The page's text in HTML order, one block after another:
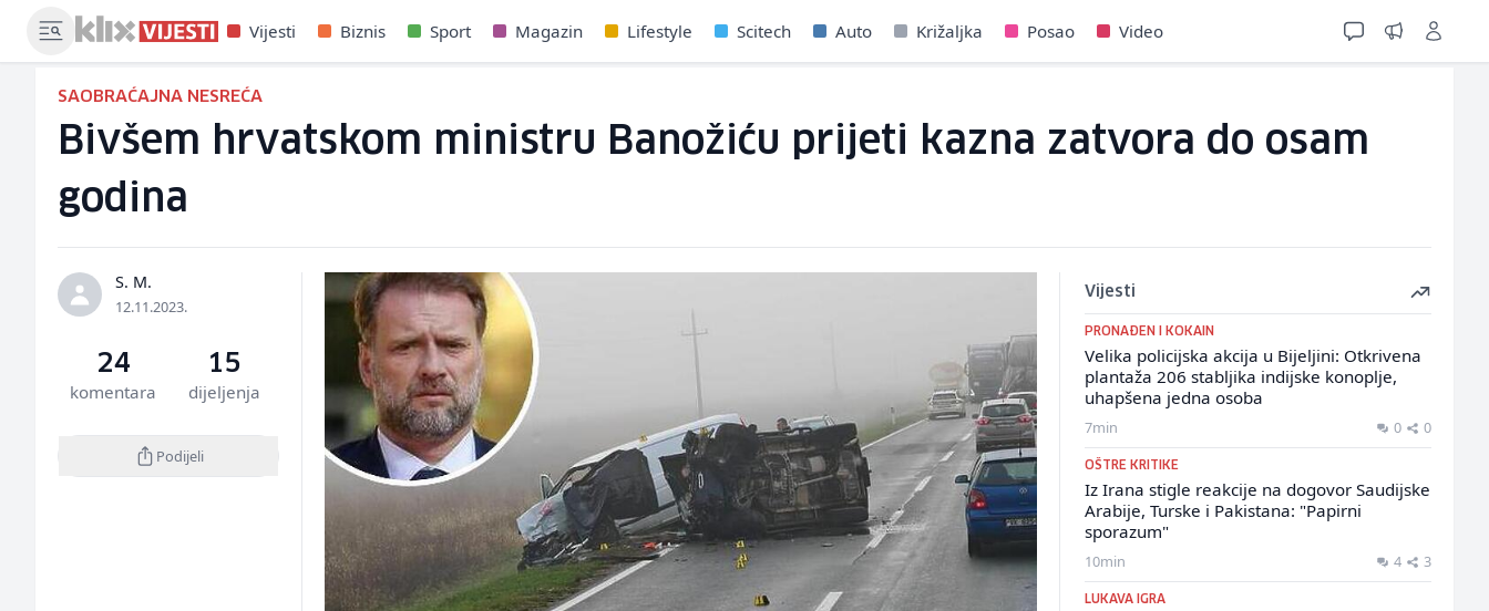
Vijesti Biznis Sport Magazin Lifestyle Scitech Auto Križaljka Posao Video
SAOBRAĆAJNA NESREĆA
Bivšem hrvatskom ministru Banožiću prijeti kazna zatvora do osam
godina
S. M.
12.11.2023.
24
komentara
15
dijeljenja
Podijeli
Vijesti
PRONAĐEN I KOKAIN
Velika policijska akcija u Bijeljini: Otkrivena
plantaža 206 stabljika indijske konoplje,
uhapšena jedna osoba
7min 0 0
OŠTRE KRITIKE
Iz Irana stigle reakcije na dogovor Saudijske
Arabije, Turske i Pakistana: "Papirni
sporazum"
10min 4 3
LUKAVA IGRA